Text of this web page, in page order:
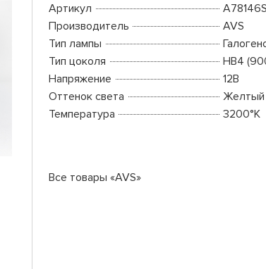
Артикул
A78146S
Производитель
AVS
Тип лампы
Тип цоколя
HB4
Напряжение
12В
Оттенок света
Желтый
Температура
3200°K
Все товары «AVS»